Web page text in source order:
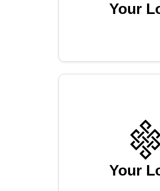
Your
Your